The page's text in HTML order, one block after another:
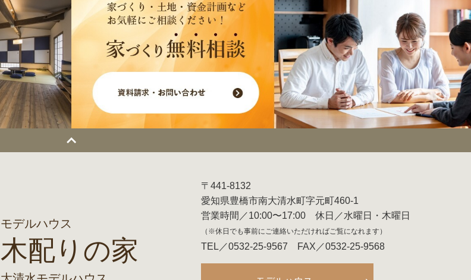
モデルハウス
木配りの家
〒441-8132
愛知県豊橋市南大清水町字元町460-1
営業時間／10:00〜17:00 休日／水曜日・木曜日
（※休日でも事前にご連絡いただければご覧になれます）
TEL／0532-25-9567 FAX／0532-25-9568